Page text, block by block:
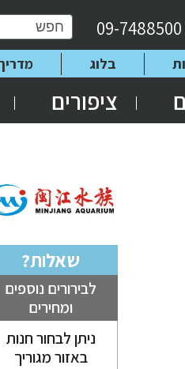
09-7488500
בלוג
ציפורים
שאלות?
לבירורים נוספים
ומחירים
ניתן לבחור חנות
באזור מגוריך